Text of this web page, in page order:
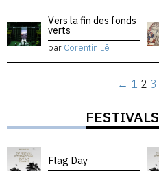
Vers la fin des fonds
verts
par Corentin Lê
← 1 2 3
FESTIVALS
Flag Day